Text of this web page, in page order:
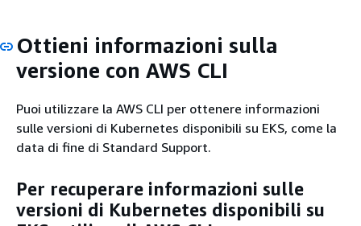
Ottieni informazioni sulla
versione con AWS CLI
Puoi utilizzare la AWS CLI per ottenere informazioni
sulle versioni di Kubernetes disponibili su EKS, come la
data di fine di Standard Support.
Per recuperare informazioni sulle
versioni di Kubernetes disponibili su